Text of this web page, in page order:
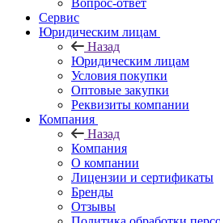
Сервис
Юридическим лицам
Назад
Юридическим лицам
Условия покупки
Оптовые закупки
Реквизиты компании
Компания
Назад
Компания
О компании
Лицензии и сертификаты
Бренды
Отзывы